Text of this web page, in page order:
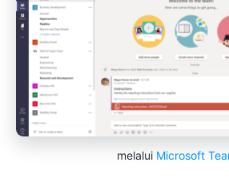
melalui Microsoft